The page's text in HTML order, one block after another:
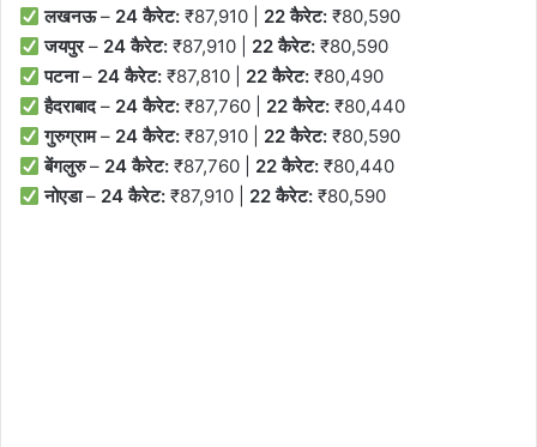
लखनऊ– 24 कैरेट: ₹87,910 | 22 कैरेट: ₹80,590
जयपुर– 24 कैरेट: ₹87,910 | 22 कैरेट: ₹80,590
पटना– 24 कैरेट: ₹87,810 | 22 कैरेट: ₹80,490
हैदराबाद– 24 कैरेट: ₹87,760 | 22 कैरेट: ₹80,440
गुरुग्राम– 24 कैरेट: ₹87,910 | 22 कैरेट: ₹80,590
बेंगलुरु– 24 कैरेट: ₹87,760 | 22 कैरेट: ₹80,440
नोएडा– 24 कैरेट: ₹87,910 | 22 कैरेट: ₹80,590